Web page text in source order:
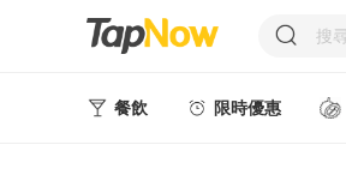
餐飲 限時優惠